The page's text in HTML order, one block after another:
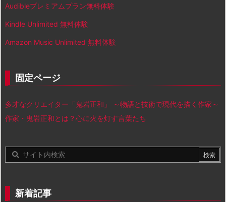
Audibleプレミアムプラン無料体験
Kindle Unlimited 無料体験
Amazon Music Unlimited 無料体験
固定ページ
多才なクリエイター「鬼岩正和」 ～物語と技術で現代を描く作家～
作家・鬼岩正和とは？心に火を灯す言葉たち
新着記事